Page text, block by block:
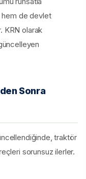
hem de devlet
KRN olarak
Sonra
traktör
sorunsuz ilerler.